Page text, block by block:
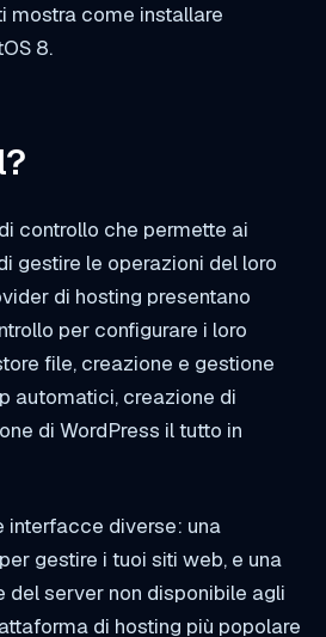
mostra come installare
8.
controllo che permette ai
gestire le operazioni del loro
di hosting presentano
per configurare i loro
file, creazione e gestione
automatici, creazione di
di WordPress il tutto in
interfacce diverse: una
gestire i tuoi siti web, e una
del server non disponibile agli
di hosting più popolare